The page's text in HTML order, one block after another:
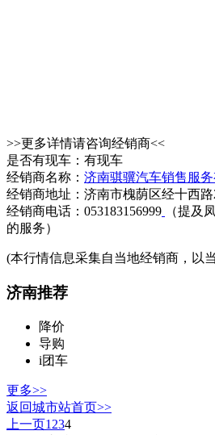
>>更多详情请咨询经销商<<
是否有现车：有现车
经销商名称： 济南骐骥汽车销售服务
经销商地址：济南市槐荫区经十西路
经销商电话：053183156999
（提及
的服务）
(本行情信息采集自当地经销商，以
济南推荐
降价
导购
i团车
更多>>
返回城市站首页>>
上一页1 234